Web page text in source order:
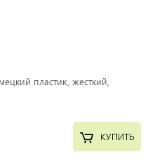
пластик, жесткий,
КУПИТЬ